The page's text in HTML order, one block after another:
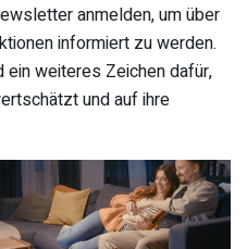
anmelden, um über
informiert zu werden.
weiteres Zeichen dafür,
und auf ihre